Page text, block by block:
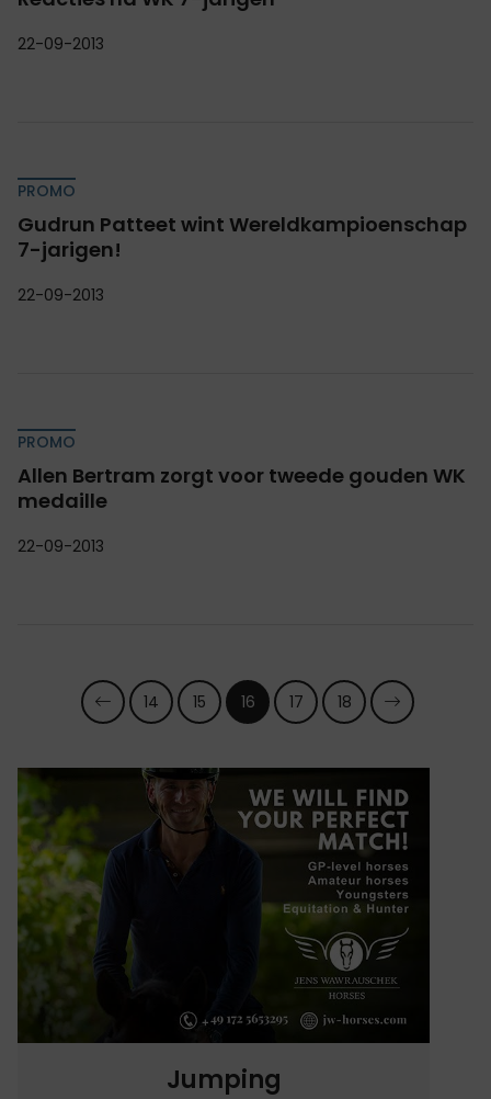
22-09-2013
PROMO
Gudrun Patteet wint Wereldkampioenschap
7-jarigen!
22-09-2013
PROMO
Allen Bertram zorgt voor tweede gouden WK
medaille
22-09-2013
14 15 16 17 18
Jumping